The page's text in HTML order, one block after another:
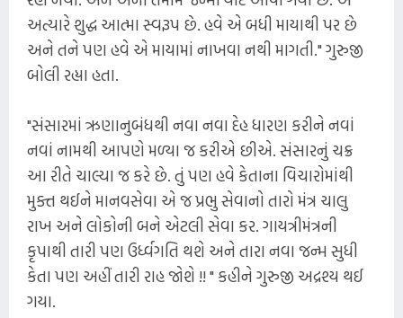
અત્યારે શુદ્ધ આત્મા સ્વરૂપ છે. હવે એ બધી માયાથી પર છે
અને તને પણ હવે એ માયામાં નાખવા નથી માગતી." ગુરુજી
બોલી રહ્યા હતા.
"સંસારમાં ઋણાનુબંધથી નવા નવા દેહ ધારણ કરીને નવાં
નવાં નામથી આપણે મળ્યા જ કરીએ છીએ. સંસારનું ચક્ર
આ રીતે ચાલ્યા જ કરે છે. તું પણ હવે કેતાના વિચારોમાંથી
મુક્ત થઈને માનવસેવા એ જ પ્રભુ સેવાનો તારો મંત્ર ચાલુ
રાખ અને લોકોની બને એટલી સેવા કર. ગાયત્રીમંત્રની
કૃપાથી તારી પણ ઉર્ધ્વગતિ થશે અને તારા નવા જન્મ સુધી
કેતા પણ અહીં તારી રાહ જોશે !! " કહીને ગુરુજી અદ્રશ્ય થઈ
ગયા.